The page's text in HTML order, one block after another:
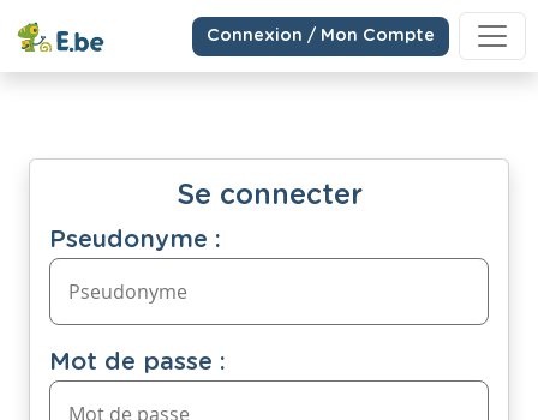
Connexion / Mon Compte
Se connecter
Pseudonyme :
Mot de passe :